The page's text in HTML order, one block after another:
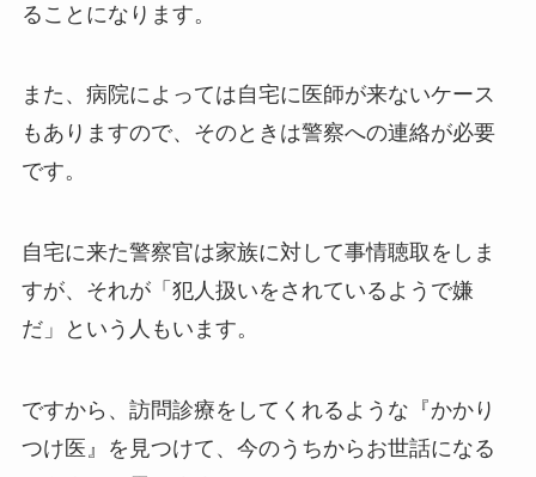
ることになります。
また、病院によっては自宅に医師が来ないケース
もありますので、そのときは警察への連絡が必要
です。
自宅に来た警察官は家族に対して事情聴取をしま
すが、それが「犯人扱いをされているようで嫌
だ」という人もいます。
ですから、訪問診療をしてくれるような『かかり
つけ医』を見つけて、今のうちからお世話になる